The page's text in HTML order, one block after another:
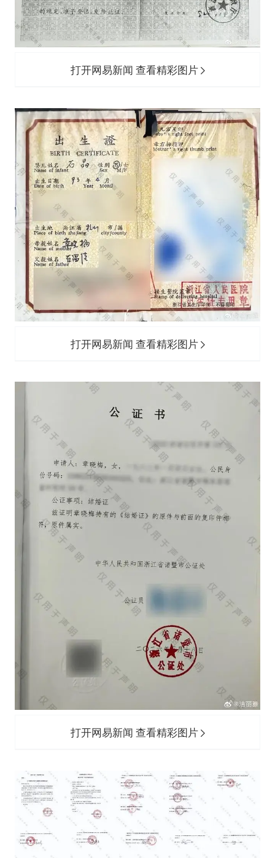
打开网易新闻 查看精彩图片
打开网易新闻 查看精彩图片
打开网易新闻 查看精彩图片